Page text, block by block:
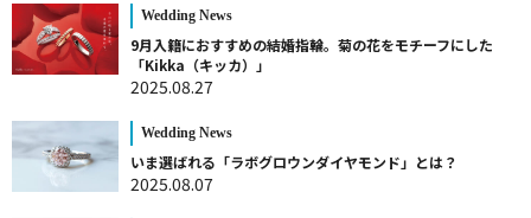
Wedding News
9月入籍におすすめの結婚指輪。菊の花をモチーフにした
「Kikka（キッカ）」
2025.08.27
Wedding News
いま選ばれる「ラボグロウンダイヤモンド」とは？
2025.08.07